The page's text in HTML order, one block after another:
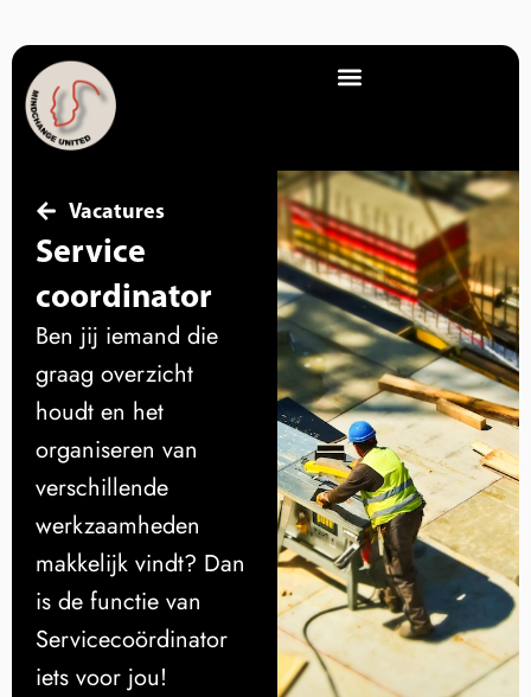
Vacatures
Service
coordinator
Ben jij iemand die
graag overzicht
houdt en het
organiseren van
verschillende
werkzaamheden
makkelijk vindt? Dan
is de functie van
Servicecoördinator
iets voor jou!